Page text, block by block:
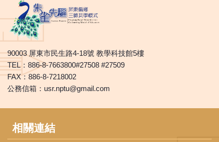
90003 屏東市民生路4-18號 教學科技館5樓
TEL：886-8-7663800#27508 #27509
FAX：886-8-7218002
公務信箱：usr.nptu@gmail.com
相關連結